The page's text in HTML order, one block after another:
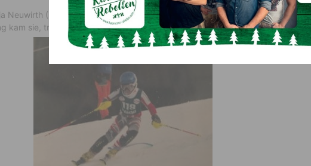
Neuwirth ( GSK ). Sie lag nach dem ersten Durchgang auf ausgezeichneter 3.
kam sie, trotz ausgezeichnetem Startteil, zu Sturz und schied aus.